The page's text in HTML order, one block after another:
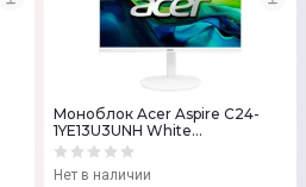
Моноблок Acer Aspire C24-
1YE13U3UNH White
(DQ.BNXME.003)
Нет в наличии